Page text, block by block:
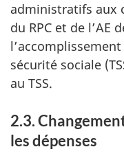
administratifs aux
du RPC et de l’AE
sécurité sociale
au TSS.
2.3.
les dépenses